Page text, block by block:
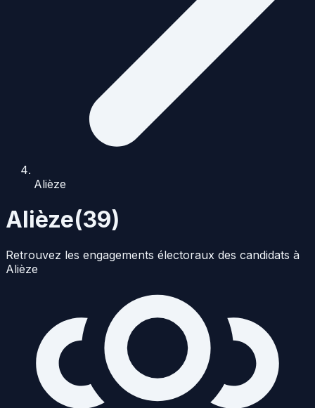
Alièze
Alièze(39)
Retrouvez les engagements électoraux des candidats à
Alièze